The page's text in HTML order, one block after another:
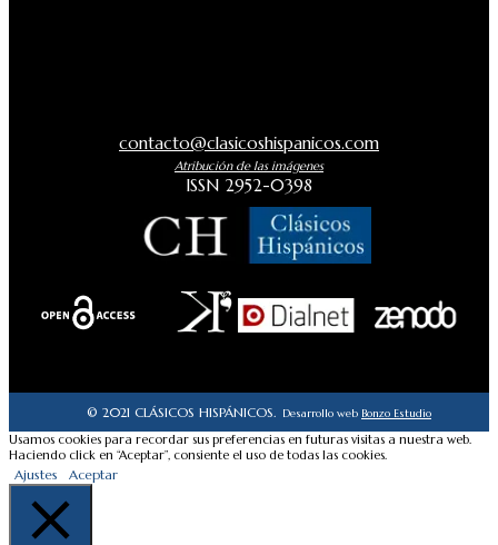
contacto@clasicoshispanicos.com
Atribución de las imágenes
ISSN 2952-0398
© 2021 CLÁSICOS HISPÁNICOS. Desarrollo web Bonzo Estudio
Usamos cookies para recordar sus preferencias en futuras visitas a nuestra web.
Haciendo click en “Aceptar”, consiente el uso de todas las cookies.
Ajustes Aceptar